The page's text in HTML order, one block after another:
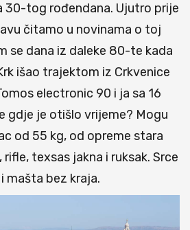
30-tog rođendana. Ujutro prije
čitamo u novinama o toj
se dana iz daleke 80-te kada
išao trajektom iz Crkvenice
electronic 90 i ja sa 16
gdje je otišlo vrijeme? Mogu
od 55 kg, od opreme stara
texsas jakna i ruksak. Srce
mašta bez kraja.